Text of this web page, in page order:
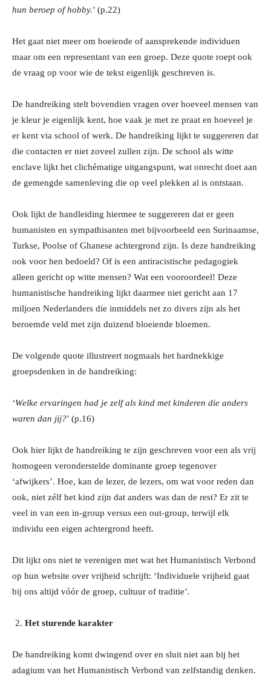
hun beroep of hobby.’ (p.22)
Het gaat niet meer om boeiende of aansprekende individuen
maar om een representant van een groep. Deze quote roept ook
de vraag op voor wie de tekst eigenlijk geschreven is.
De handreiking stelt bovendien vragen over hoeveel mensen van
je kleur je eigenlijk kent, hoe vaak je met ze praat en hoeveel je
er kent via school of werk. De handreiking lijkt te suggereren dat
die contacten er niet zoveel zullen zijn. De school als witte
enclave lijkt het clichématige uitgangspunt, wat onrecht doet aan
de gemengde samenleving die op veel plekken al is ontstaan.
Ook lijkt de handleiding hiermee te suggereren dat er geen
humanisten en sympathisanten met bijvoorbeeld een Surinaamse,
Turkse, Poolse of Ghanese achtergrond zijn. Is deze handreiking
ook voor hen bedoeld? Of is een antiracistische pedagogiek
alleen gericht op witte mensen? Wat een vooroordeel! Deze
humanistische handreiking lijkt daarmee niet gericht aan 17
miljoen Nederlanders die inmiddels net zo divers zijn als het
beroemde veld met zijn duizend bloeiende bloemen.
De volgende quote illustreert nogmaals het hardnekkige
groepsdenken in de handreiking:
‘Welke ervaringen had je zelf als kind met kinderen die anders
waren dan jij?’ (p.16)
Ook hier lijkt de handreiking te zijn geschreven voor een als vrij
homogeen veronderstelde dominante groep tegenover
‘afwijkers’. Hoe, kan de lezer, de lezers, om wat voor reden dan
ook, niet zélf het kind zijn dat anders was dan de rest? Er zit te
veel in van een in-group versus een out-group, terwijl elk
individu een eigen achtergrond heeft.
Dit lijkt ons niet te verenigen met wat het Humanistisch Verbond
op hun website over vrijheid schrijft: ‘Individuele vrijheid gaat
bij ons altijd vóór de groep, cultuur of traditie’.
Het sturende karakter
De handreiking komt dwingend over en sluit niet aan bij het
adagium van het Humanistisch Verbond van zelfstandig denken.